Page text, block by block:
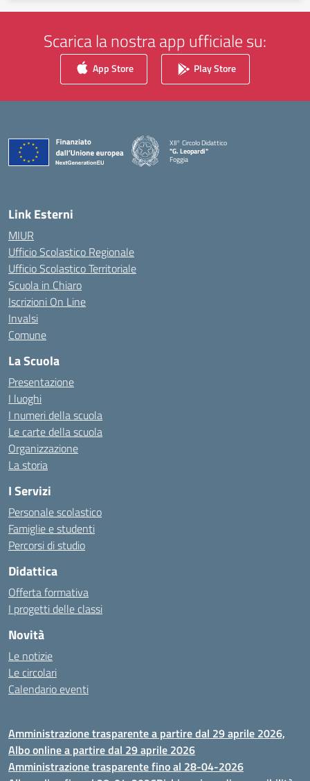
Scarica la nostra app ufficiale su:
App Store Play Store
XII° Circolo Didattico
"G. Leopardi"
Foggia
— Visita la pagina iniziale della scuola
Link Esterni
MIUR
Ufficio Scolastico Regionale
Ufficio Scolastico Territoriale
Scuola in Chiaro
Iscrizioni On Line
Invalsi
Comune
La Scuola
Presentazione
I luoghi
I numeri della scuola
Le carte della scuola
Organizzazione
La storia
I Servizi
Personale scolastico
Famiglie e studenti
Percorsi di studio
Didattica
Offerta formativa
I progetti delle classi
Novità
Le notizie
Le circolari
Calendario eventi
Amministrazione trasparente a partire dal 29 aprile 2026,
Albo online a partire dal 29 aprile 2026
Amministrazione trasparente fino al 28-04-2026